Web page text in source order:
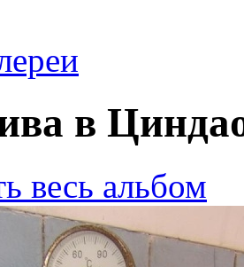
в
весь альбом